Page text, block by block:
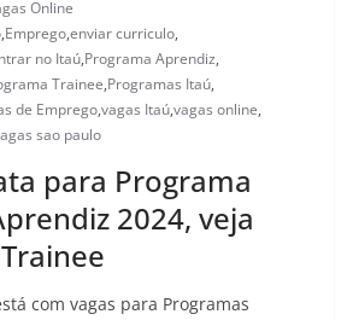
Online
,Emprego,enviar curriculo,
no Itaú,Programa Aprendiz,
Trainee,Programas Itaú,
de Emprego,vagas Itaú,vagas online,
sao paulo
para Programa
2024, veja
com vagas para Programas